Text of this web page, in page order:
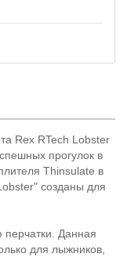
Rex RTech Lobster
прогулок в
Thinsulate в
созданы для
перчатки. Данная
для лыжников,